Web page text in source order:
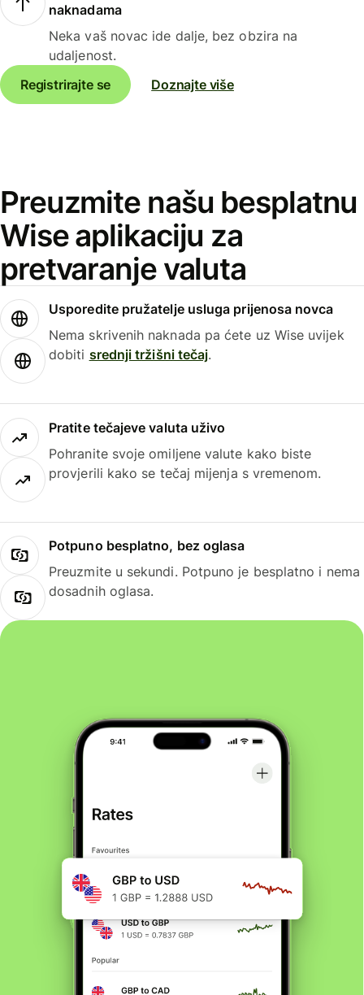
naknadama
Neka vaš novac ide dalje, bez obzira na
udaljenost.
Registrirajte se
Doznajte više
Preuzmite našu besplatnu
Wise aplikaciju za
pretvaranje valuta
Usporedite pružatelje usluga prijenosa novca
Nema skrivenih naknada pa ćete uz Wise uvijek
dobiti srednji tržišni tečaj.
Pratite tečajeve valuta uživo
Pohranite svoje omiljene valute kako biste
provjerili kako se tečaj mijenja s vremenom.
Potpuno besplatno, bez oglasa
Preuzmite u sekundi. Potpuno je besplatno i nema
dosadnih oglasa.